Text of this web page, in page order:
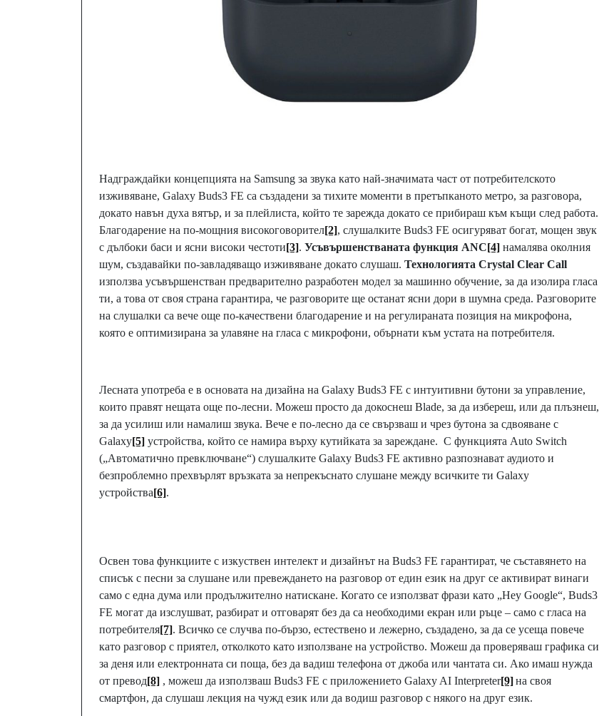
Надграждайки концепцията на Samsung за звука като най-значимата част от потребителското
изживяване, Galaxy Buds3 FE са създадени за тихите моменти в претъпканото метро, за разговора,
докато навън духа вятър, и за плейлиста, който те зарежда докато се прибираш към къщи след работа.
Благодарение на по-мощния високоговорител[2], слушалките Buds3 FE осигуряват богат, мощен звук
с дълбоки баси и ясни високи честоти[3]. Усъвършенстваната функция ANC[4] намалява околния
шум, създавайки по-завладяващо изживяване докато слушаш. Технологията Crystal Clear Call
използва усъвършенстван предварително разработен модел за машинно обучение, за да изолира гласа
ти, а това от своя страна гарантира, че разговорите ще останат ясни дори в шумна среда. Разговорите
на слушалки са вече още по-качествени благодарение и на регулираната позиция на микрофона,
която е оптимизирана за улавяне на гласа с микрофони, обърнати към устата на потребителя.
Лесната употреба е в основата на дизайна на Galaxy Buds3 FE с интуитивни бутони за управление,
които правят нещата още по-лесни. Можеш просто да докоснеш Blade, за да избереш, или да плъзнеш,
за да усилиш или намалиш звука. Вече е по-лесно да се свързваш и чрез бутона за сдвояване с
Galaxy[5] устройства, който се намира върху кутийката за зареждане. С функцията Auto Switch
(„Автоматично превключване“) слушалките Galaxy Buds3 FE активно разпознават аудиото и
безпроблемно прехвърлят връзката за непрекъснато слушане между всичките ти Galaxy
устройства[6].
Освен това функциите с изкуствен интелект и дизайнът на Buds3 FE гарантират, че съставянето на
списък с песни за слушане или превеждането на разговор от един език на друг се активират винаги
само с една дума или продължително натискане. Когато се използват фрази като „Hey Google“, Buds3
FE могат да изслушват, разбират и отговарят без да са необходими екран или ръце – само с гласа на
потребителя[7]. Всичко се случва по-бързо, естествено и лежерно, създадено, за да се усеща повече
като разговор с приятел, отколкото като използване на устройство. Можеш да проверяваш графика си
за деня или електронната си поща, без да вадиш телефона от джоба или чантата си. Ако имаш нужда
от превод[8] , можеш да използваш Buds3 FE с приложението Galaxy AI Interpreter[9]на своя
смартфон, да слушаш лекция на чужд език или да водиш разговор с някого на друг език.